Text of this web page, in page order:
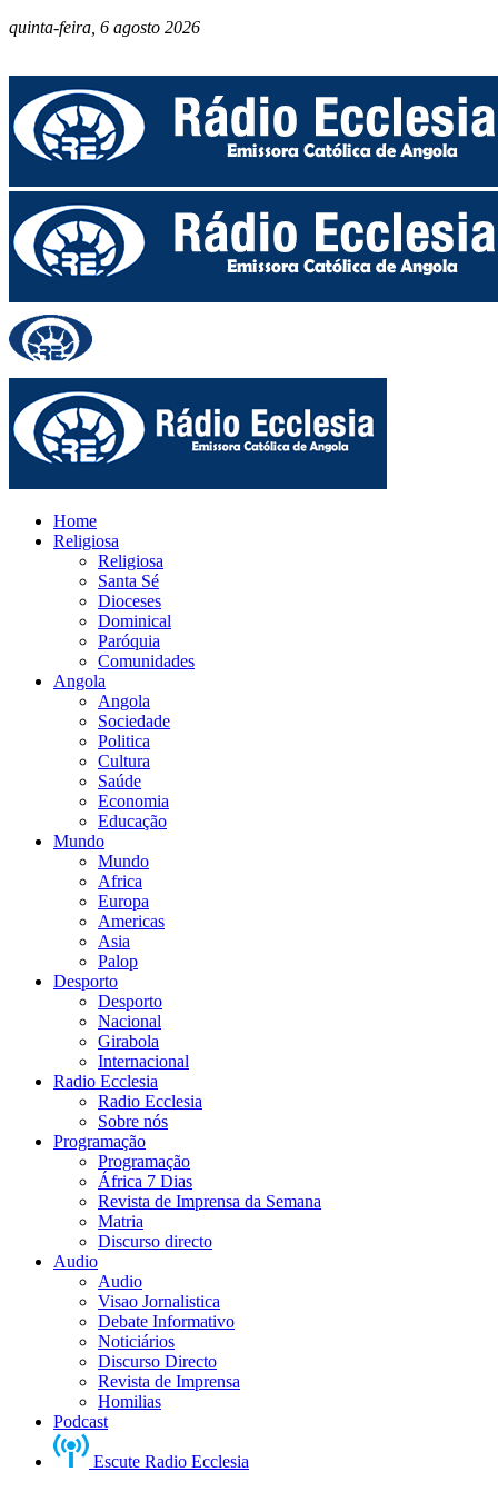
quinta-feira, 6 agosto 2026
Home
Religiosa
Religiosa
Santa Sé
Dioceses
Dominical
Paróquia
Comunidades
Angola
Angola
Sociedade
Politica
Cultura
Saúde
Economia
Educação
Mundo
Mundo
Africa
Europa
Americas
Asia
Palop
Desporto
Desporto
Nacional
Girabola
Internacional
Radio Ecclesia
Radio Ecclesia
Sobre nós
Programação
Programação
África 7 Dias
Revista de Imprensa da Semana
Matria
Discurso directo
Audio
Audio
Visao Jornalistica
Debate Informativo
Noticiários
Discurso Directo
Revista de Imprensa
Homilias
Podcast
Escute Radio Ecclesia